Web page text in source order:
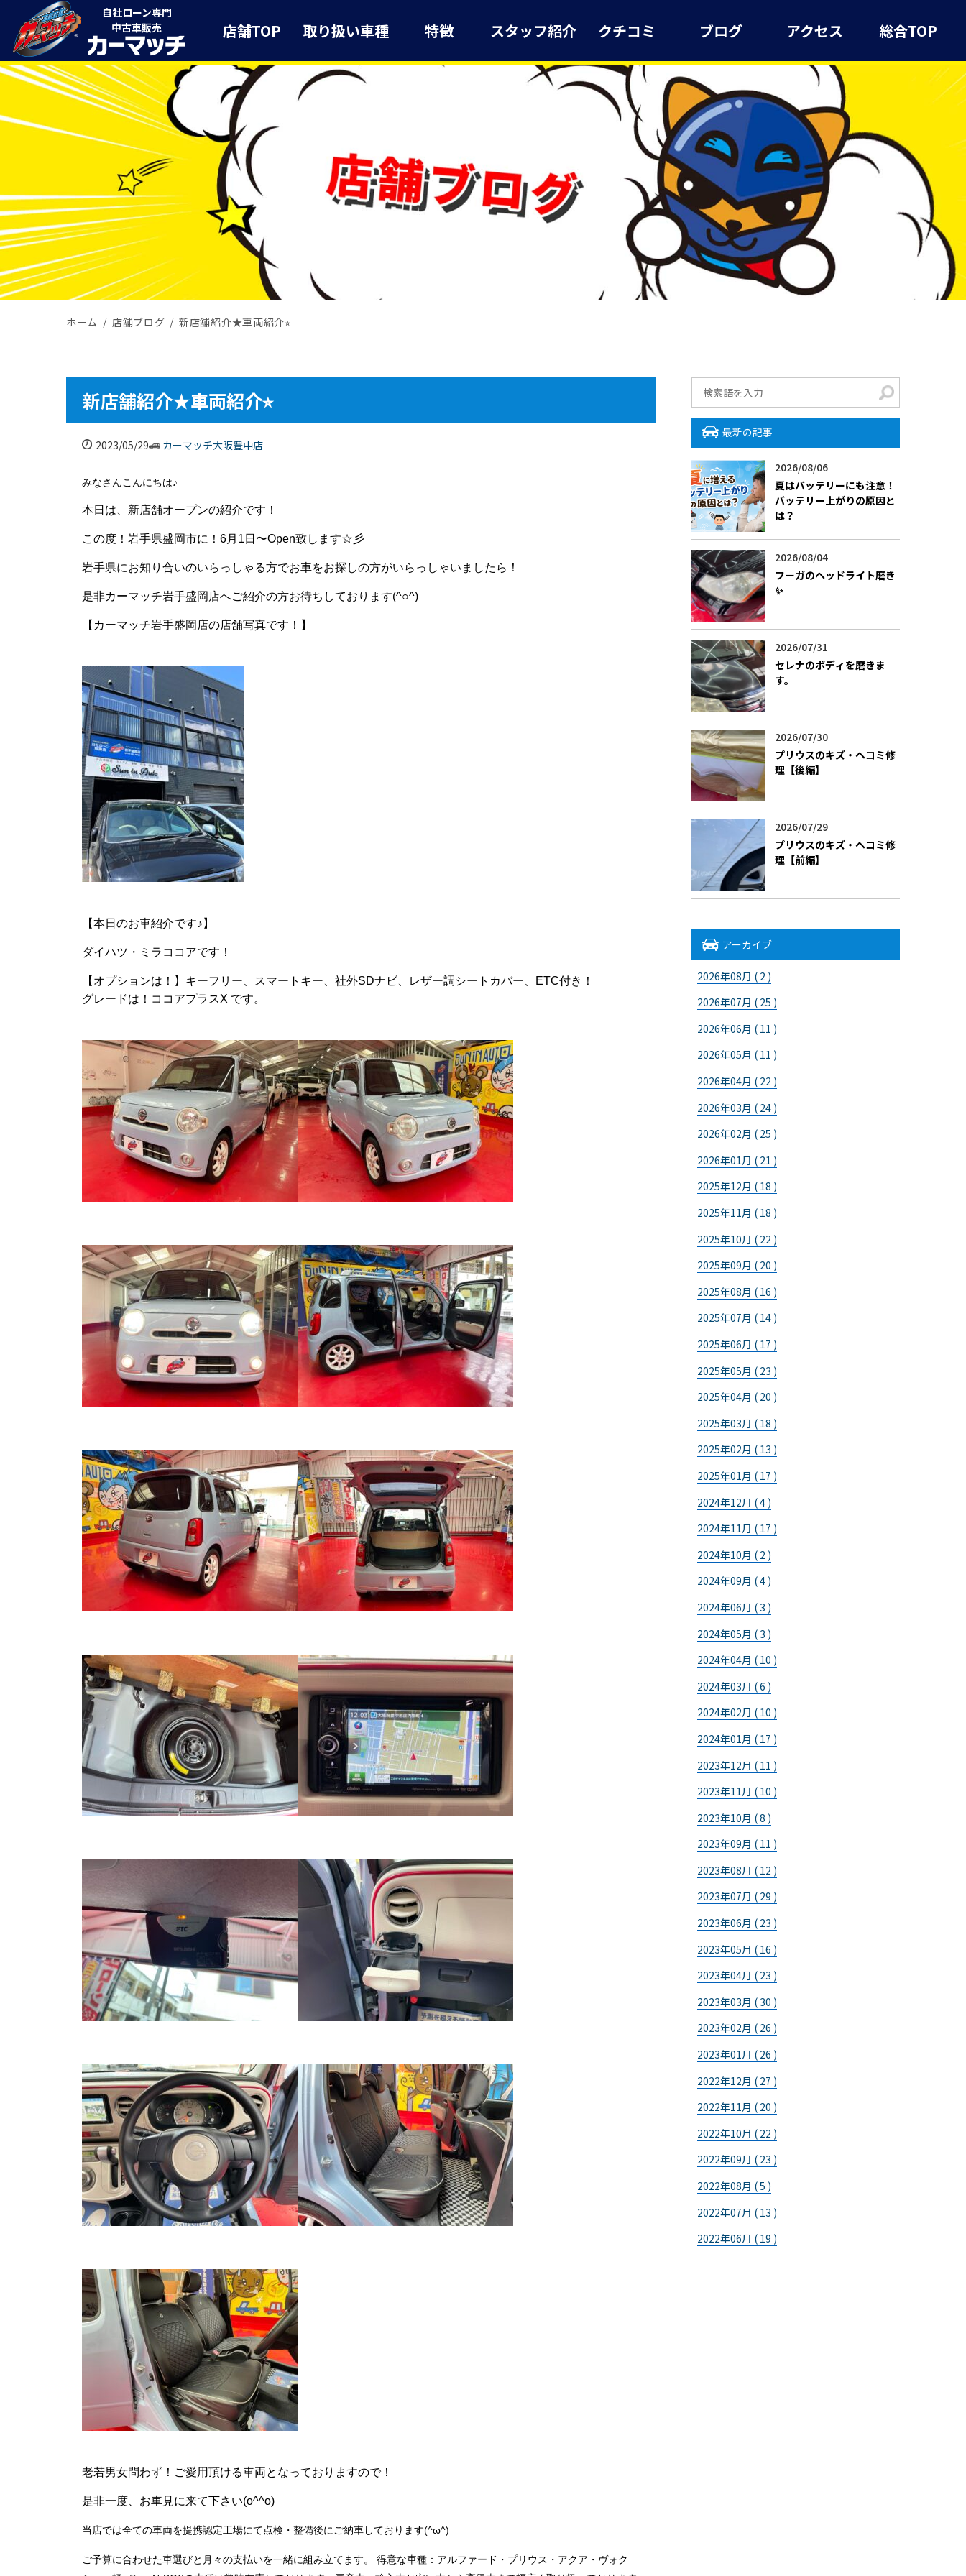
自社ローン専門
中古車販売
店舗TOP 取り扱い車種 特徴 スタッフ紹介 クチコミ ブログ アクセス 総合TOP
ホーム 店舗ブログ 新店舗紹介★車両紹介⭐︎
新店舗紹介★車両紹介⭐︎
2023/05/29 カーマッチ大阪豊中店
みなさんこんにちは♪
本日は、新店舗オープンの紹介です！
この度！岩手県盛岡市に！6月1日〜Open致します☆彡
岩手県にお知り合いのいらっしゃる方でお車をお探しの方がいらっしゃいましたら！
是非カーマッチ岩手盛岡店へご紹介の方お待ちしております(^○^)
【カーマッチ岩手盛岡店の店舗写真です！】
【本日のお車紹介です♪】
ダイハツ・ミラココアです！
【オプションは！】キーフリー、スマートキー、社外SDナビ、レザー調シートカバー、ETC付き！
グレードは！ココアプラスX です。
老若男女問わず！ご愛用頂ける車両となっておりますので！
是非一度、お車見に来て下さい(o^^o)
当店では全ての車両を提携認定工場にて点検・整備後にご納車しております(^ω^)
ご予算に合わせた車選びと月々の支払いを一緒に組み立てます。
得意な車種：アルファード・プリウス・アクア・ヴォク
最新の記事
2026/08/06
夏はバッテリーにも注意！
バッテリー上がりの原因と
は？
2026/08/04
フーガのヘッドライト磨き
✨
2026/07/31
セレナのボディを磨きま
す。
2026/07/30
プリウスのキズ・ヘコミ修
理【後編】
2026/07/29
プリウスのキズ・ヘコミ修
理【前編】
アーカイブ
2026年08月 ( 2 )
2026年07月 ( 25 )
2026年06月 ( 11 )
2026年05月 ( 11 )
2026年04月 ( 22 )
2026年03月 ( 24 )
2026年02月 ( 25 )
2026年01月 ( 21 )
2025年12月 ( 18 )
2025年11月 ( 18 )
2025年10月 ( 22 )
2025年09月 ( 20 )
2025年08月 ( 16 )
2025年07月 ( 14 )
2025年06月 ( 17 )
2025年05月 ( 23 )
2025年04月 ( 20 )
2025年03月 ( 18 )
2025年02月 ( 13 )
2025年01月 ( 17 )
2024年12月 ( 4 )
2024年11月 ( 17 )
2024年10月 ( 2 )
2024年09月 ( 4 )
2024年06月 ( 3 )
2024年05月 ( 3 )
2024年04月 ( 10 )
2024年03月 ( 6 )
2024年02月 ( 10 )
2024年01月 ( 17 )
2023年12月 ( 11 )
2023年11月 ( 10 )
2023年10月 ( 8 )
2023年09月 ( 11 )
2023年08月 ( 12 )
2023年07月 ( 29 )
2023年06月 ( 23 )
2023年05月 ( 16 )
2023年04月 ( 23 )
2023年03月 ( 30 )
2023年02月 ( 26 )
2023年01月 ( 26 )
2022年12月 ( 27 )
2022年11月 ( 20 )
2022年10月 ( 22 )
2022年09月 ( 23 )
2022年08月 ( 5 )
2022年07月 ( 13 )
2022年06月 ( 19 )